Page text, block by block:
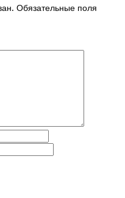
Обязательные поля